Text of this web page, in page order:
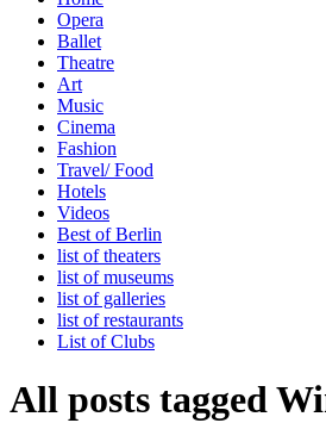
Opera
Ballet
Theatre
Art
Music
Cinema
Fashion
Travel/ Food
Hotels
Videos
Best of Berlin
list of theaters
list of museums
list of galleries
list of restaurants
List of Clubs
All posts tagged